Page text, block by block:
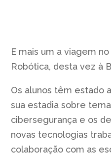
E mais um a viagem
Robótica, desta vez à
Os alunos têm estado
sua estadia sobre
cibersegurança e os
novas tecnologias
colaboração com as